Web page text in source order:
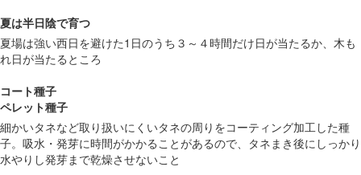
夏は半日陰で育つ
夏場は強い西日を避けた1日のうち３～４時間だけ日が当たるか、木も
れ日が当たるところ
コート種子
ペレット種子
細かいタネなど取り扱いにくいタネの周りをコーティング加工した種
子。吸水・発芽に時間がかかることがあるので、タネまき後にしっかり
水やりし発芽まで乾燥させないこと